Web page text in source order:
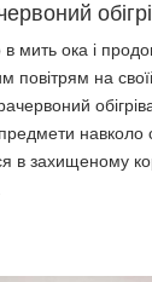
мить ока і
повітрям на
навколо
в захищеному